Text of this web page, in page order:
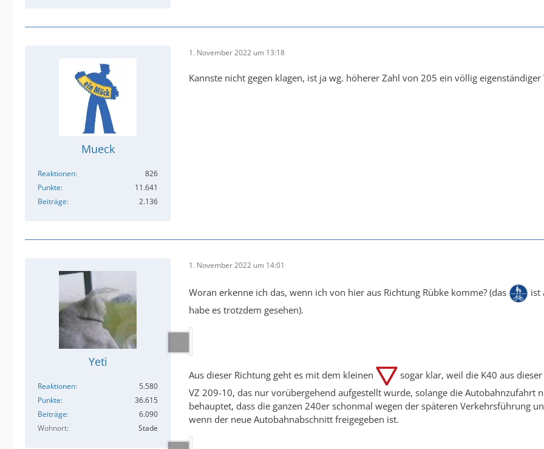
Mueck
Reaktionen
826
Punkte
11.641
Beiträge
2.136
1. November 2022 um 13:18
Kannste nicht gegen klagen, ist ja wg. höherer Zahl von 205 ein völlig
Yeti
Reaktionen
5.580
Punkte
36.615
Beiträge
6.090
Wohnort
Stade
1. November 2022 um 14:01
Woran erkenne ich das, wenn ich von hier aus Richtung Rübke komme? (das
ist
habe es trotzdem gesehen).
Aus dieser Richtung geht es mit dem kleinen
sogar klar, weil die K40 aus
VZ 209-10, das nur vorübergehend aufgestellt wurde, solange die Autobahnzufahrt
behauptet, dass die ganzen 240er schonmal wegen der späteren Verkehrsführung
wenn der neue Autobahnabschnitt freigegeben ist.